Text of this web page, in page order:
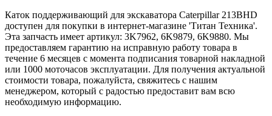
Каток поддерживающий для экскаватора Caterpillar 213BHD
доступен для покупки в интернет-магазине 'Титан Техника'.
Эта запчасть имеет артикул: 3K7962, 6K9879, 6K9880. Мы
предоставляем гарантию на исправную работу товара в
течение 6 месяцев с момента подписания товарной накладной
или 1000 моточасов эксплуатации. Для получения актуальной
стоимости товара, пожалуйста, свяжитесь с нашим
менеджером, который с радостью предоставит вам всю
необходимую информацию.